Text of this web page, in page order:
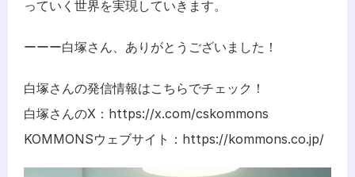
っていく世界を実現していきます。
ーーー白塚さん、ありがとうございました！
白塚さんの発信情報はこちらでチェック！
白塚さんのX： https://x.com/cskommons
KOMMONSウェブサイト： https://kommons.co.jp/